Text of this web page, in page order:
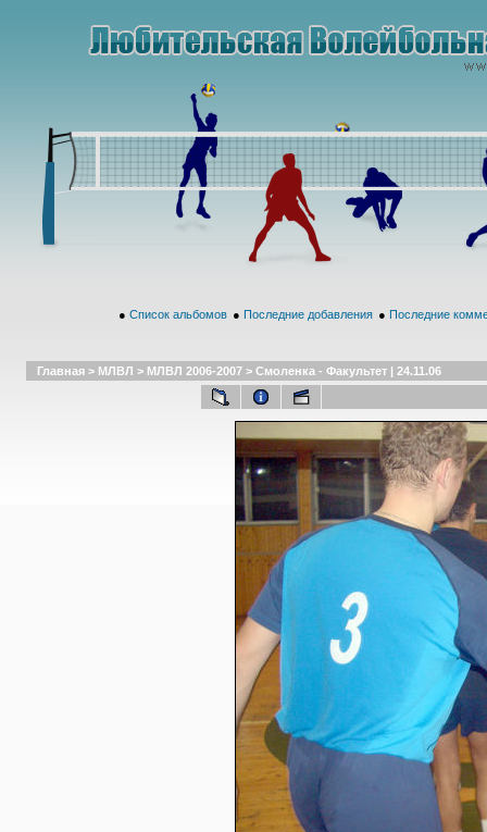
● Список альбомов ● Последние добавления ● Последние
Главная > МЛВЛ > МЛВЛ 2006-2007 > Смоленка - Факультет | 24.11.06